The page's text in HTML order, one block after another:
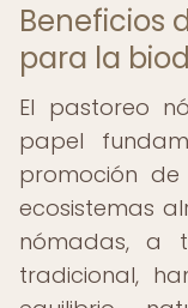
Beneficios
para la
El pastoreo
papel
promoción
ecosistemas
nómadas, a
tradicional,